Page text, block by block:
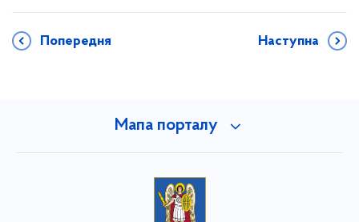
Попередня Наступна
Мапа порталу